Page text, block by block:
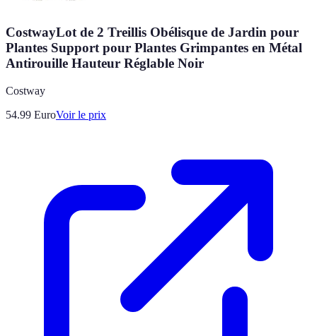
CostwayLot de 2 Treillis Obélisque de Jardin pour
Plantes Support pour Plantes Grimpantes en Métal
Antirouille Hauteur Réglable Noir
Costway
54.99 EuroVoir le prix